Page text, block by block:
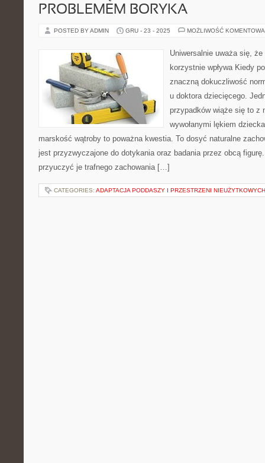
PROBLEMEM BORYKA
POSTED BY ADMIN GRU - 23 - 2025 MOŻLIWOŚĆ
Uniwersalnie uważa się,
korzystnie wpływa Kiedy
znaczną dokuczliwość
u doktora dziecięcego.
przypadków wiąże się to z
wywołanymi lękiem
marskość wątroby to poważna kwestia. To dosyć naturalne
jest przyzwyczajone do dotykania oraz badania przez obcą
przyuczyć je trafnego zachowania […]
CATEGORIES: ADAPTACJA PODDASZY I PRZESTRZENI NIEUŻYTKOWYCH